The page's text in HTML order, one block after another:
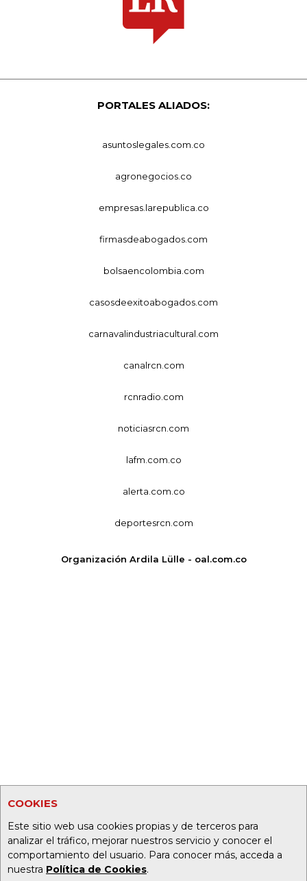
COOKIES
Este sitio web usa cookies propias y de terceros para
analizar el tráfico, mejorar nuestros servicio y conocer el
comportamiento del usuario. Para conocer más, acceda a
nuestra Política de Cookies.
PORTALES ALIADOS:
asuntoslegales.com.co
agronegocios.co
empresas.larepublica.co
firmasdeabogados.com
bolsaencolombia.com
casosdeexitoabogados.com
carnavalindustriacultural.com
canalrcn.com
rcnradio.com
noticiasrcn.com
lafm.com.co
alerta.com.co
deportesrcn.com
Organización Ardila Lülle - oal.com.co